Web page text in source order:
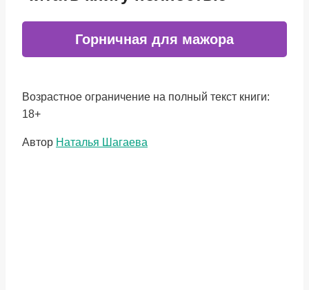
Горничная для мажора
Возрастное ограничение на полный текст книги:
18+
Метки
Автор Наталья Шагаева